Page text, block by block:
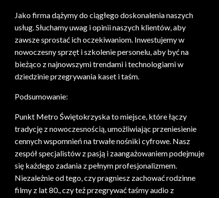
Jako firma dążymy do ciągłego doskonalenia naszych
usług. Słuchamy uwag i opinii naszych klientów, aby
zawsze sprostać ich oczekiwaniom. Inwestujemy w
nowoczesny sprzęt i szkolenie personelu, aby być na
bieżąco z najnowszymi trendami i technologiami w
dziedzinie przegrywania kaset i taśm.
Podsumowanie:
Punkt Metro Świętokrzyska to miejsce, które łączy
tradycję z nowoczesnością, umożliwiając przeniesienie
cennych wspomnień na trwałe nośniki cyfrowe. Nasz
zespół specjalistów z pasją i zaangażowaniem podejmuje
się każdego zadania z pełnym profesjonalizmem.
Niezależnie od tego, czy pragniesz zachować rodzinne
filmy z lat 80., czy też przegrywać taśmy audio z